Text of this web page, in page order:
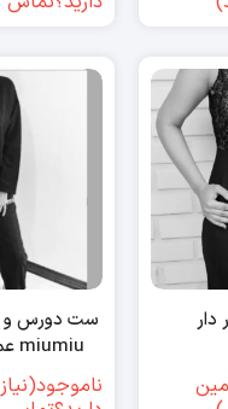
دار
ست دورس و
miumiu عمده(7 عددی)